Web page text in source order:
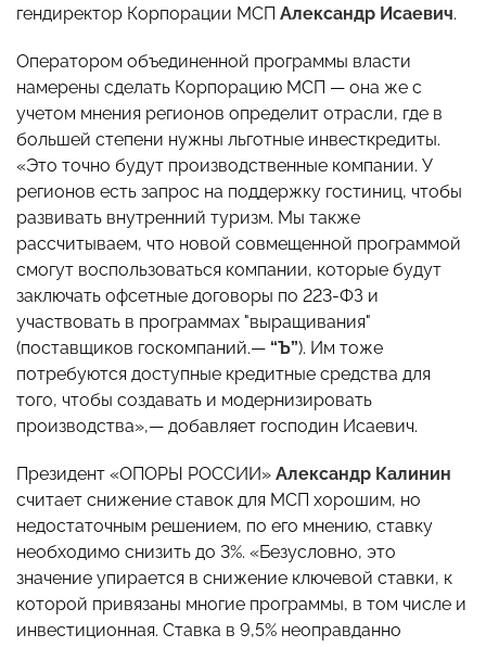
гендиректор Корпорации МСП Александр Исаевич.
Оператором объединенной программы власти
намерены сделать Корпорацию МСП — она же с
учетом мнения регионов определит отрасли, где в
большей степени нужны льготные инвесткредиты.
«Это точно будут производственные компании. У
регионов есть запрос на поддержку гостиниц, чтобы
развивать внутренний туризм. Мы также
рассчитываем, что новой совмещенной программой
смогут воспользоваться компании, которые будут
заключать офсетные договоры по 223-ФЗ и
участвовать в программах "выращивания"
(поставщиков госкомпаний.— “Ъ”). Им тоже
потребуются доступные кредитные средства для
того, чтобы создавать и модернизировать
производства»,— добавляет господин Исаевич.
Президент «ОПОРЫ РОССИИ» Александр Калинин
считает снижение ставок для МСП хорошим, но
недостаточным решением, по его мнению, ставку
необходимо снизить до 3%. «Безусловно, это
значение упирается в снижение ключевой ставки, к
которой привязаны многие программы, в том числе и
инвестиционная. Ставка в 9,5% неоправданно